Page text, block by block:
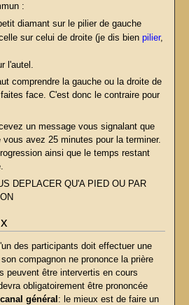
:
diamant sur le pilier de gauche
sur celui de droite (je dis bien pilier,
l'autel.
comprendre la gauche ou la droite de
face. C'est donc le contraire pour
un message vous signalant que
vous avez 25 minutes pour la terminer.
ainsi que le temps restant
DEPLACER QU'A PIED OU PAR
des participants doit effectuer une
compagnon ne prononce la prière
peuvent être intervertis en cours
obligatoirement être prononcée
général : le mieux est de faire un